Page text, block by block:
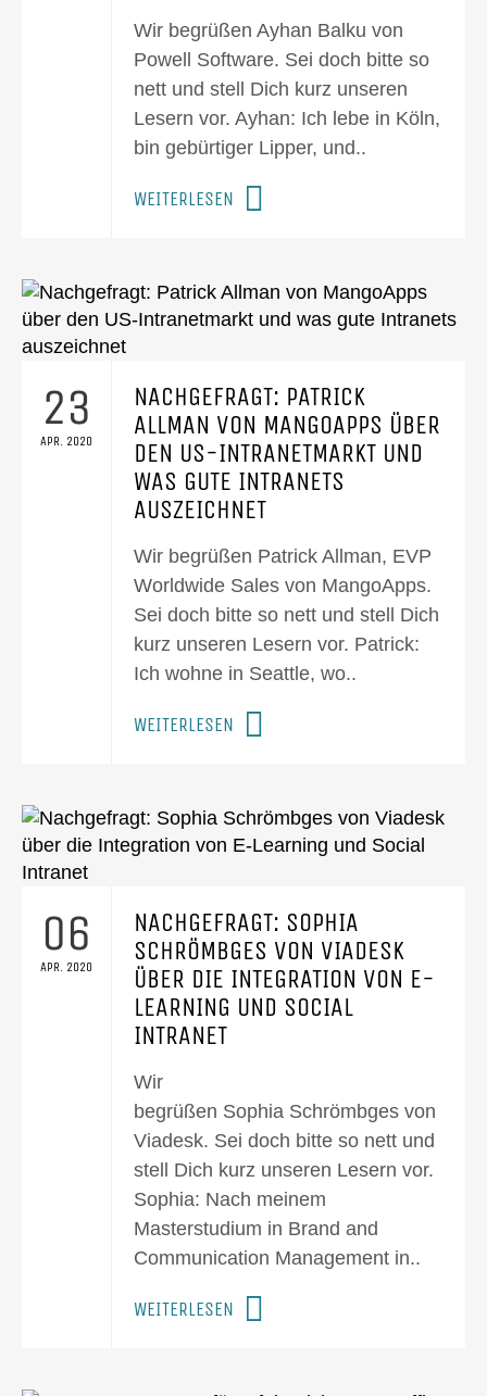
Wir begrüßen Ayhan Balku von
Powell Software. Sei doch bitte so
nett und stell Dich kurz unseren
Lesern vor. Ayhan: Ich lebe in Köln,
bin gebürtiger Lipper, und..
WEITERLESEN
23
APR. 2020
NACHGEFRAGT: PATRICK
ALLMAN VON MANGOAPPS ÜBER
DEN US-INTRANETMARKT UND
WAS GUTE INTRANETS
AUSZEICHNET
Wir begrüßen Patrick Allman, EVP
Worldwide Sales von MangoApps.
Sei doch bitte so nett und stell Dich
kurz unseren Lesern vor. Patrick:
Ich wohne in Seattle, wo..
WEITERLESEN
06
APR. 2020
NACHGEFRAGT: SOPHIA
SCHRÖMBGES VON VIADESK
ÜBER DIE INTEGRATION VON E-
LEARNING UND SOCIAL
INTRANET
Wir
begrüßen Sophia Schrömbges von
Viadesk. Sei doch bitte so nett und
stell Dich kurz unseren Lesern vor.
Sophia: Nach meinem
Masterstudium in Brand and
Communication Management in..
WEITERLESEN